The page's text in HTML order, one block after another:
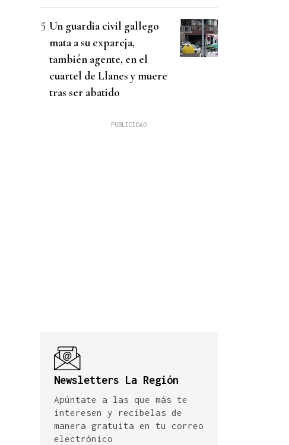
Un guardia civil gallego
mata a su expareja,
también agente, en el
cuartel de Llanes y muere
tras ser abatido
Newsletters La Región
Apúntate a las que más te
interesen y recíbelas de
manera gratuita en tu correo
electrónico